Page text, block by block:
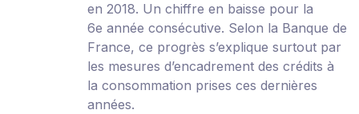
en 2018. Un chiffre en baisse pour la
6e année consécutive. Selon la Banque de
France, ce progrès s’explique surtout par
les mesures d’encadrement des crédits à
la consommation prises ces dernières
années.